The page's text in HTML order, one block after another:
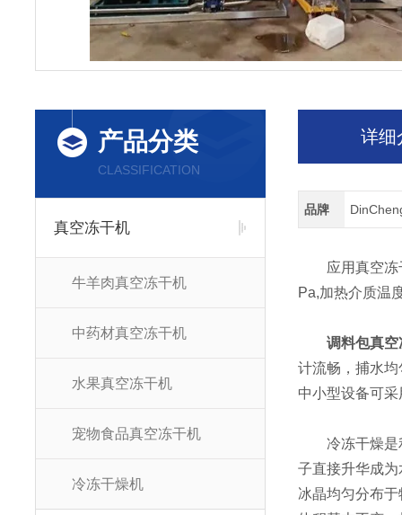
产品分类
CLASSIFICATION
真空冻干机
牛羊肉真空冻干机
中药材真空冻干机
水果真空冻干机
宠物食品真空冻干机
冷冻干燥机
详细
品牌
应用真空冻干
Pa,加热介质温
调料包真
计流畅，捕水
中小型设备可
冷冻干燥是利
子直接升华成
冰晶均匀分布